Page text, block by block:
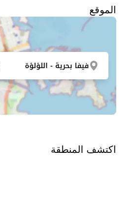
الموقع
فيفا بحرية - اللؤلؤة
اكتشف المنطقة